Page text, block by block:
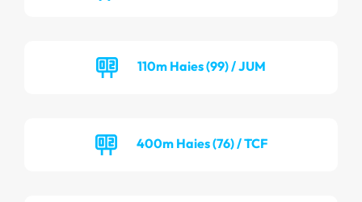
110m Haies (99) / JUM
400m Haies (76) / TCF